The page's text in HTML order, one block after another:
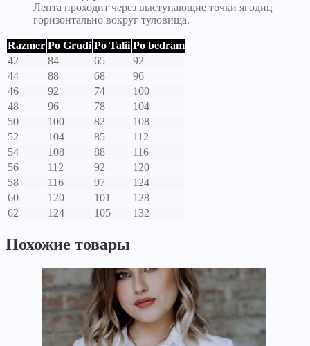
Лента проходит через выступающие точки ягодиц
горизонтально вокруг туловища.
Razmer Po Grudi Po Talii Po bedram
42
84 65
92
44
88 68
96
46
92 74
100
48
96 78
104
50
100 82
108
52
104 85
112
54
108 88
116
56
112 92
120
58
116 97
124
60
120 101
128
62
124 105 132
Похожие товары